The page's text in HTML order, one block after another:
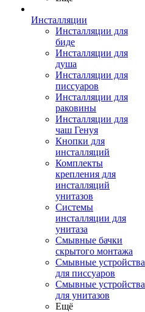
Инсталляции
Инсталляции для
биде
Инсталляции для
душа
Инсталляции для
писсуаров
Инсталляции для
раковины
Инсталляции для
чаш Генуя
Кнопки для
инсталляций
Комплекты
крепления для
инсталляций
унитазов
Системы
инсталляции для
унитаза
Смывные бачки
скрытого монтажа
Смывные устройства
для писсуаров
Смывные устройства
для унитазов
Ещё